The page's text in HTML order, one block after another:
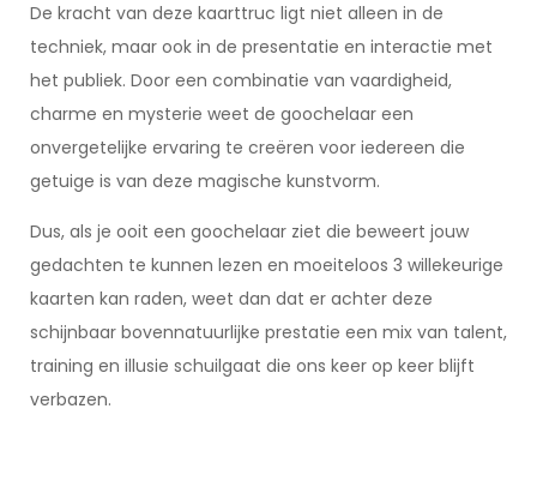
De kracht van deze kaarttruc ligt niet alleen in de
techniek, maar ook in de presentatie en interactie met
het publiek. Door een combinatie van vaardigheid,
charme en mysterie weet de goochelaar een
onvergetelijke ervaring te creëren voor iedereen die
getuige is van deze magische kunstvorm.
Dus, als je ooit een goochelaar ziet die beweert jouw
gedachten te kunnen lezen en moeiteloos 3 willekeurige
kaarten kan raden, weet dan dat er achter deze
schijnbaar bovennatuurlijke prestatie een mix van talent,
training en illusie schuilgaat die ons keer op keer blijft
verbazen.